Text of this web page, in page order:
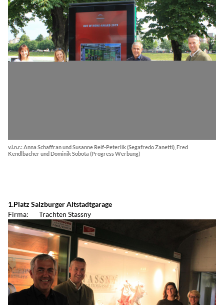
v.l.n.r.: Anna Schaffran und Susanne Reif-Peterlik (Segafredo Zanetti), Fred
Kendlbacher und Dominik Sobota (Progress Werbung)
1.Platz Salzburger Altstadtgarage
Firma: Trachten Stassny